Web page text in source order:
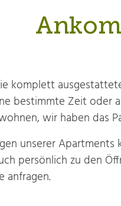
komplett
bestimmte Zeit oder
wir haben das
unserer
persönlich zu den
anfragen.